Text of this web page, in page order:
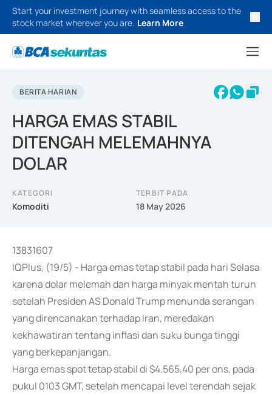
Start your investment journey with seamless access to the
stock market wherever you are. Learn More
BERITA HARIAN
HARGA EMAS STABIL
DITENGAH MELEMAHNYA
DOLAR
KATEGORI
Komoditi
TERBIT PADA
18 May 2026
13831607
IQPlus, (19/5) - Harga emas tetap stabil pada hari Selasa
karena dolar melemah dan harga minyak mentah turun
setelah Presiden AS Donald Trump menunda serangan
yang direncanakan terhadap Iran, meredakan
kekhawatiran tentang inflasi dan suku bunga tinggi
yang berkepanjangan.
Harga emas spot tetap stabil di $4.565,40 per ons, pada
pukul 0103 GMT, setelah mencapai level terendah sejak